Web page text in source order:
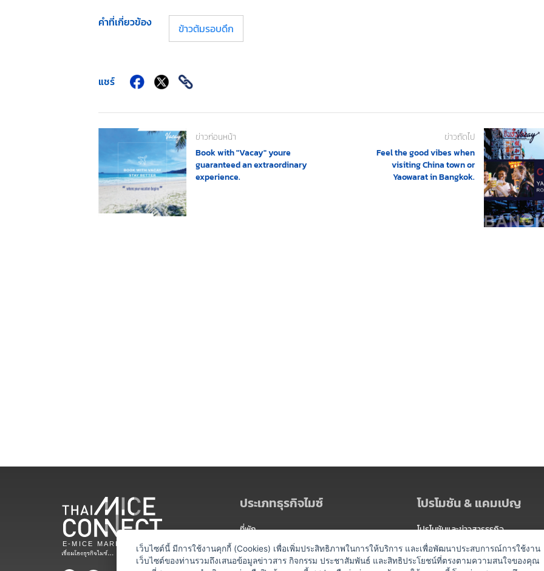
คำที่เกี่ยวข้อง ข้าวต้มรอบดึก
แชร์
ข่าวก่อนหน้า
Book with "Vacay" youre
guaranteed an extraordinary
experience.
ข่าวถัดไป
Feel the good vibes when
visiting China town or
Yaowarat in Bangkok.
ประเภทธุรกิจไมซ์
ที่พัก
สถานที่จัดงาน
ท่องเที่ยว / นำเที่ยว
โปรโมชัน & แคมเปญ
โปรโมชันและข่าวสารธุรกิจ
แพ็กเกจ
แคมเปญ
เว็บไซต์นี้ มีการใช้งานคุกกี้ (Cookies) เพื่อเพิ่มประสิทธิภาพในการให้บริการ และเพื่อพัฒนาประสบการณ์การใช้งาน
เว็บไซต์ของท่านรวมถึงเสนอข้อมูลข่าวสาร กิจกรรม ประชาสัมพันธ์ และสิทธิประโยชน์ที่ตรงตามความสนใจของคุณ